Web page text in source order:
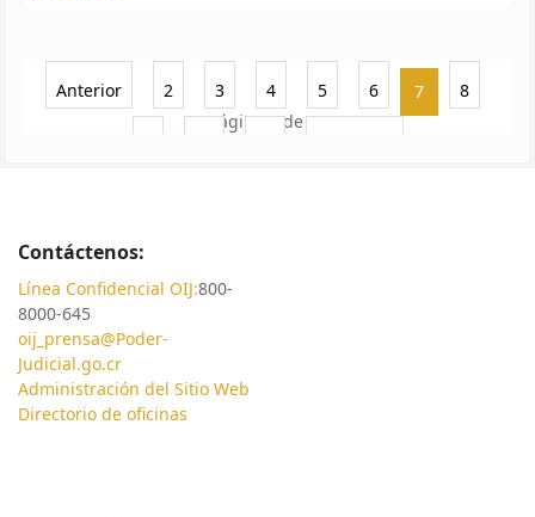
Anterior 2 3 4 5 6 7 8
Página 7 de 22
Contáctenos:
Línea Confidencial OIJ:800-
8000-645
oij_prensa@Poder-
Judicial.go.cr
Administración del Sitio Web
Directorio de oficinas